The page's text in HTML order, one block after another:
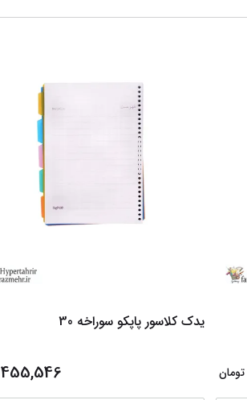
تومان
یدک کلاسور پاپکو سوراخه 30
455,546